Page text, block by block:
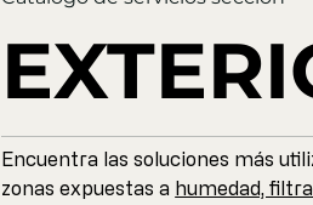
Encuentra las soluciones más
zonas expuestas a humedad,